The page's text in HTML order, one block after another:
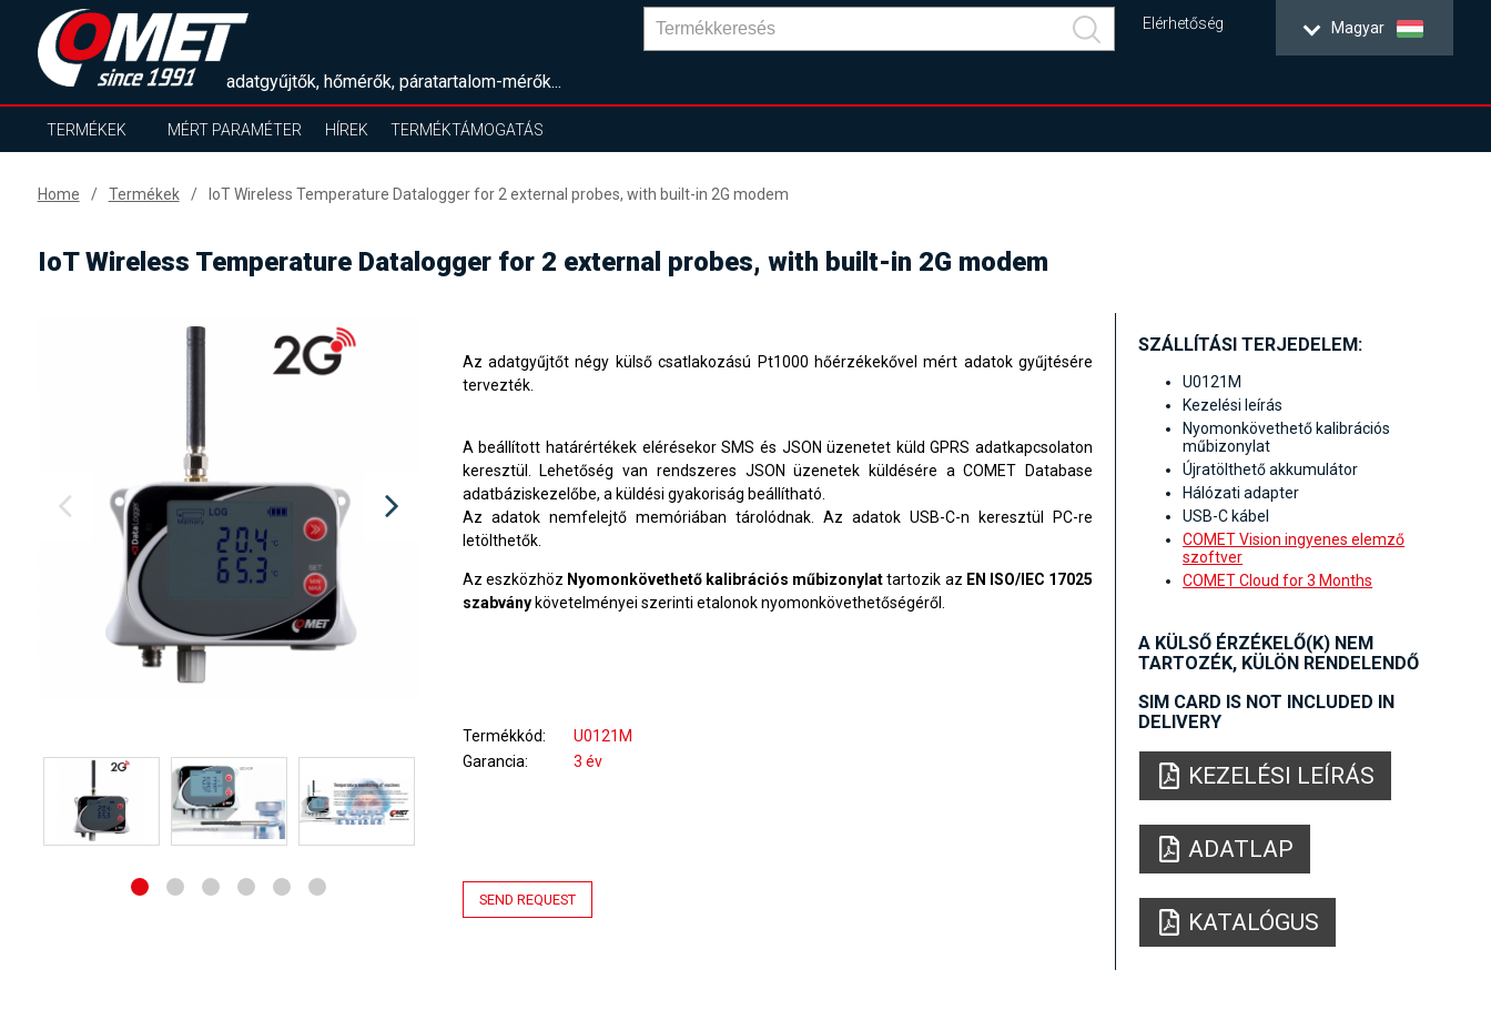
adatgyűjtők, hőmérők, páratartalom-mérők...
Magyar
Elérhetőség
TERMÉKEK MÉRT PARAMÉTER HÍREK TERMÉKTÁMOGATÁS
Home Termékek IoT Wireless Temperature Datalogger for 2 external probes, with built-in 2G modem
IoT Wireless Temperature Datalogger for 2 external probes, with built-in 2G modem
Az adatgyűjtőt négy külső csatlakozású Pt1000 hőérzékekővel mért adatok gyűjtésére
tervezték.
A beállított határértékek elérésekor SMS és JSON üzenetet küld GPRS adatkapcsolaton
keresztül. Lehetőség van rendszeres JSON üzenetek küldésére a COMET Database
adatbáziskezelőbe, a küldési gyakoriság beállítható.
Az adatok nemfelejtő memóriában tárolódnak. Az adatok USB-C-n keresztül PC-re
letölthetők.
Az eszközhöz Nyomonkövethető kalibrációs műbizonylattartozik az EN ISO/IEC 17025
szabvány követelményei szerinti etalonok nyomonkövethetőségéről.
Termékkód
U0121M
Garancia
3 év
SEND REQUEST
SZÁLLÍTÁSI TERJEDELEM:
U0121M
Kezelési leírás
Nyomonkövethető kalibrációs
műbizonylat
Újratölthető akkumulátor
Hálózati adapter
USB-C kábel
COMET Vision ingyenes elemző
szoftver
COMET Cloud for 3 Months
A KÜLSŐ ÉRZÉKELŐ(K) NEM
TARTOZÉK, KÜLÖN RENDELENDŐ
SIM CARD IS NOT INCLUDED IN
DELIVERY
KEZELÉSI LEÍRÁS
ADATLAP
KATALÓGUS